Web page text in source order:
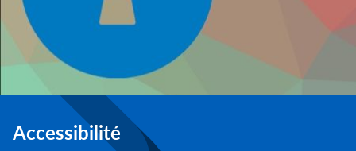
Accessibilité